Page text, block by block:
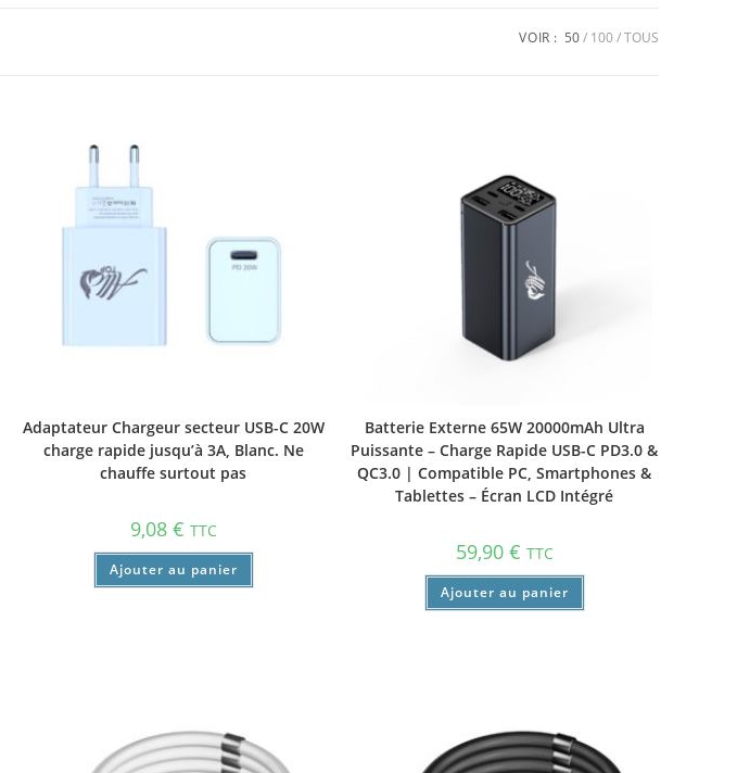
VOIR : 50 100 TOUS
Adaptateur Chargeur secteur USB-C 20W
charge rapide jusqu’à 3A, Blanc. Ne
chauffe surtout pas
9,08 € TTC
Ajouter au panier
Batterie Externe 65W 20000mAh Ultra
Puissante – Charge Rapide USB-C PD3.0 &
QC3.0 | Compatible PC, Smartphones &
Tablettes – Écran LCD Intégré
59,90 € TTC
Ajouter au panier